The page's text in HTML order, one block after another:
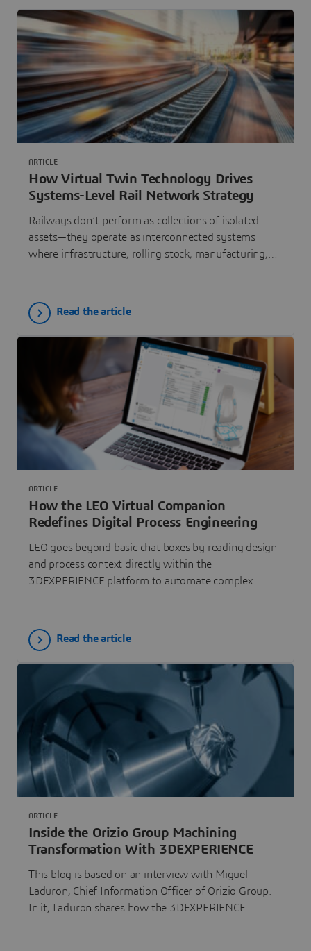
How Virtual Twin Technology Drives
Systems-Level Rail Network Strategy
Railways don’t perform as collections of isolated
assets—they operate as interconnected systems
where infrastructure, rolling stock, manufacturing,
Dassault Systèmes will demonstrate how virtual twin
experiences on the 3DEXPERIENCE platform help rail
stakeholders simulate, understand and optimize
those interdependencies across the full rail lifecycle.
ARTICLE
Read the article
How the LEO Virtual Companion
Redefines Digital Process Engineering
LEO goes beyond basic chat boxes by reading design
and process context directly within the
3DEXPERIENCE platform to automate complex
engineering efficiency by 50% and cuts
industrialization lead times by 25%.
ARTICLE
Read the article
Inside the Orizio Group Machining
Transformation With 3DEXPERIENCE
This blog is based on an interview with Miguel
Laduron, Chief Information Officer of Orizio Group.
In it, Laduron shares how the 3DEXPERIENCE
ARTICLE